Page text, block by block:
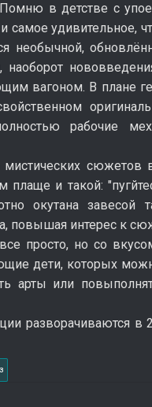
в детстве с
удивительное,
необычной,
наоборот
вагоном. В плане
рабочие
мистических
плаще и такой:
окутана завесой
повышая интерес к
просто, но со
дети, которых
арты или
разворачиваются в